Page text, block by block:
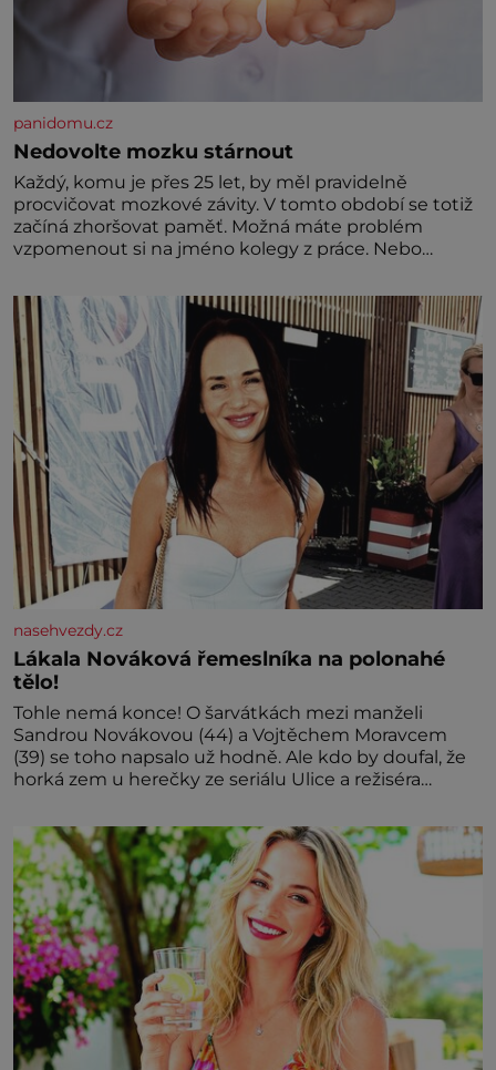
panidomu.cz
Nedovolte mozku stárnout
Každý, komu je přes 25 let, by měl pravidelně
procvičovat mozkové závity. V tomto období se totiž
začíná zhoršovat paměť. Možná máte problém
vzpomenout si na jméno kolegy z práce. Nebo
nedávno přečetli. Je to opravdu tak, s věkem jako
kdyby se paměť rozhodla stávkovat. Cvičte
nasehvezdy.cz
Lákala Nováková řemeslníka na polonahé
tělo!
Tohle nemá konce! O šarvátkách mezi manželi
Sandrou Novákovou (44) a Vojtěchem Moravcem
(39) se toho napsalo už hodně. Ale kdo by doufal, že
horká zem u herečky ze seriálu Ulice a režiséra